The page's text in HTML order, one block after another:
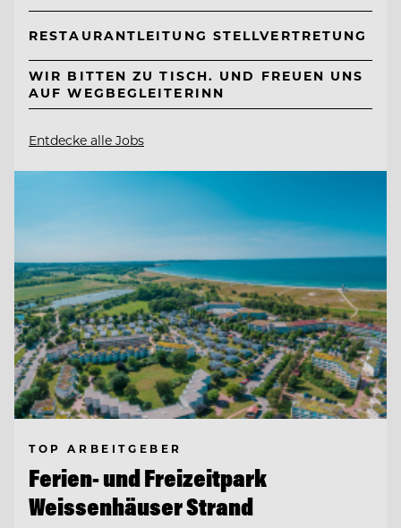
RESTAURANTLEITUNG STELLVERTRETUNG
WIR BITTEN ZU TISCH. UND FREUEN UNS
AUF WEGBEGLEITERINN
Entdecke alle Jobs
TOP ARBEITGEBER
Ferien- und Freizeitpark
Weissenhäuser Strand